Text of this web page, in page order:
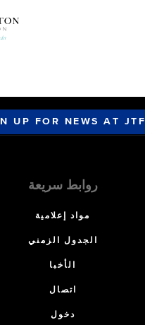
UP FOR NEWS AT JTF
روابط سريعة
مواد إعلامية
الجدول الزمني
الأخبا
اتصال
دخول